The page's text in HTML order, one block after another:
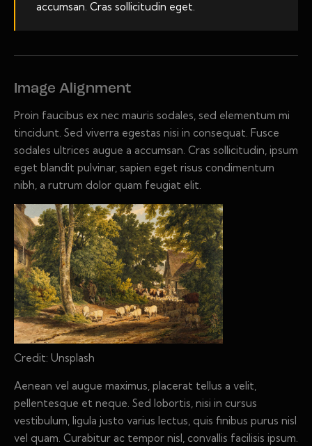
accumsan. Cras sollicitudin eget.
Image Alignment
Proin faucibus ex nec mauris sodales, sed elementum mi
tincidunt. Sed viverra egestas nisi in consequat. Fusce
sodales ultrices augue a accumsan. Cras sollicitudin, ipsum
eget blandit pulvinar, sapien eget risus condimentum
nibh, a rutrum dolor quam feugiat elit.
Credit: Unsplash
Aenean vel augue maximus, placerat tellus a velit,
pellentesque et neque. Sed lobortis, nisi in cursus
vestibulum, ligula justo varius lectus, quis finibus purus nisl
vel quam. Curabitur ac tempor nisl, convallis facilisis ipsum.